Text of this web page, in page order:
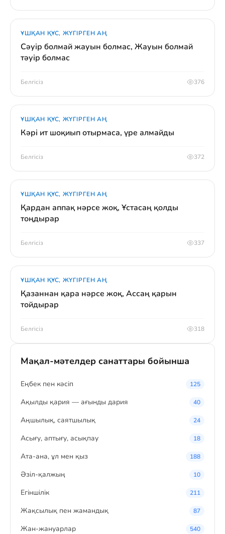
ҰШҚАН ҚҰС, ЖҮГІРГЕН АҢ
Сәуір болмай жауын болмас, Жауын болмай
тәуір болмас
Белгісіз 376
ҰШҚАН ҚҰС, ЖҮГІРГЕН АҢ
Кәрі ит шоқиып отырмаса, үре алмайды
Белгісіз 372
ҰШҚАН ҚҰС, ЖҮГІРГЕН АҢ
Қардан аппақ нәрсе жоқ, Ұстасаң қолды
тоңдырар
Белгісіз 337
ҰШҚАН ҚҰС, ЖҮГІРГЕН АҢ
Қазаннан қара нәрсе жоқ, Ассаң қарын
тойдырар
Белгісіз 318
Мақал-мәтелдер санаттары бойынша
Eңбек пен кәсіп 125
Ақылды қария — ағынды дария 40
Аңшылық, саятшылық 24
Асығу, аптығу, асықпау 18
Ата-ана, ұл мен қыз 188
Әзіл-қалжың 10
Егіншілік 211
Жақсылық пен жамандық 87
Жан-жануарлар 540